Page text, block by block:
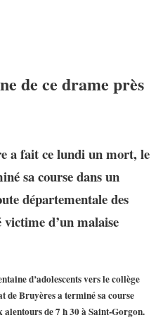
de ce drame près
a fait ce lundi un mort, le
sa course dans un
départementale des
victime d’un malaise
d’adolescents vers le collège
de Bruyères a terminé sa course
alentours de 7 h 30 à Saint-Gorgon.